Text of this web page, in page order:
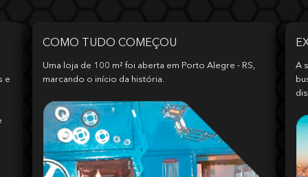
e
COMO TUDO COMEÇOU
Uma loja de 100 m² foi aberta em Porto Alegre - RS,
marcando o início da história.
A